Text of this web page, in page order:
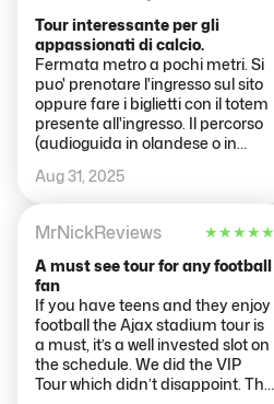
experience feel relaxed and
interesting. The tour was a good
length and good value for
money. It covered plenty without
being boring, and we saw behind
the scenes, which was genuinely
fascinating. The stadium itself
was amazing, so I can't wait to
actually see a game now. The
lovely bonus and a nice souvenir
to take home. Overall, this was
an interesting tour that
exceeded my expectations and
is well worth doing.
Tour interessante per gli
appassionati di calcio.
Fermata metro a pochi metri. Si
puo' prenotare l'ingresso sul sito
oppure fare i biglietti con il totem
presente all'ingresso. Il percorso
(audioguida in olandese o in
campo, panchine e tribune, sala
stampa, museo con i trofei e lo
store; si può tranquillamente
visitare senza guida in quanto il
percorso è ben strutturato.
All'esterno ci sono diversi negozi e
vari punti ristoro.
Aug 31, 2025
MrNickReviews ★★★★★
A must see tour for any football
fan
If you have teens and they enjoy
football the Ajax stadium tour is
a must, it’s a well invested slot on
the schedule. We did the VIP
Tour which didn’t disappoint. The